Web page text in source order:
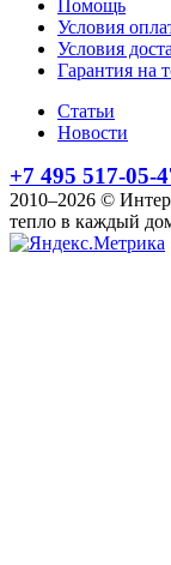
Помощь
Условия
Условия
Гарантия на
Статьи
Новости
+7 495 517-05-
2010–2026 ©
тепло в каждый